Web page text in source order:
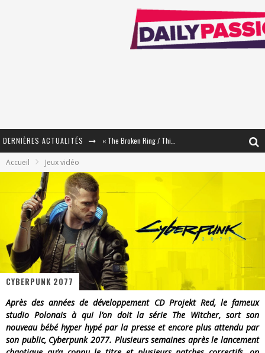
DERNIÈRES ACTUALITÉS
Star Fox
PsyRiver 2026 : la magie revient sur les rives de l’Aar
Assassin's Creed Black Flag Resynced
« Le Vent dand les Saules » - Une Belle Histoire !
Accueil Jeux vidéo
CYBERPUNK 2077
Après des années de développement CD Projekt Red, le fameux
studio Polonais à qui l’on doit la série The Witcher, sort son
nouveau bébé hyper hypé par la presse et encore plus attendu par
son public, Cyberpunk 2077. Plusieurs semaines après le lancement